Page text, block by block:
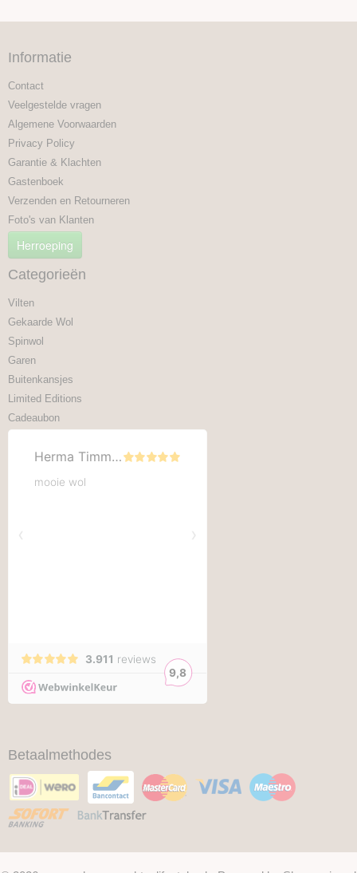
Informatie
Contact
Veelgestelde vragen
Algemene Voorwaarden
Privacy Policy
Garantie & Klachten
Gastenboek
Verzenden en Retourneren
Foto's van Klanten
Herroeping
Categorieën
Vilten
Gekaarde Wol
Spinwol
Garen
Buitenkansjes
Limited Editions
Cadeaubon
Betaalmethodes